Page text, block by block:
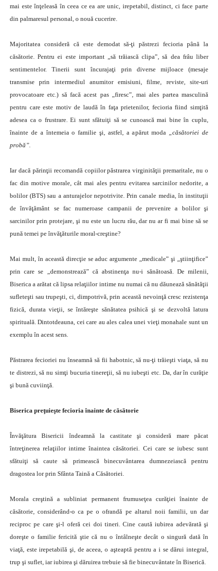
mai este înţeleasă în ceea ce ea are unic, irepetabil, distinct, ci face parte
din palmaresul personal, o nouă cucerire.
Majoritatea consideră că este demodat să-ţi păstrezi fecioria până la
căsătorie. Pentru ei este important „să trăiască clipa”, să dea frâu liber
sentimentelor. Tinerii sunt încurajaţi prin diverse mijloace (mesaje
transmise prin intermediul anumitor emisiuni, filme, reviste, site-uri
provocatoare etc.) să facă acest pas „firesc”, mai ales partea masculină
pentru care este motiv de laudă în faţa prietenilor, fecioria fiind simţită
adesea ca o frustrare. Ei sunt sfătuiţi să se cunoască mai bine în cuplu,
înainte de a întemeia o familie şi, astfel, a apărut moda
„căsătoriei de
probă”.
Iar dacă părinţii recomandă copiilor păstrarea virginităţii premaritale, nu o
fac din motive morale, cât mai ales pentru evitarea sarcinilor nedorite, a
bolilor (BTS) sau a anturajelor nepotrivite. Prin canale media, în instituţii
de învăţământ se fac numeroase campanii de prevenire a bolilor şi
sarcinilor prin protejare, şi nu este un lucru rău, dar nu ar fi mai bine să se
pună temei pe învăţăturile moral-creştine?
Mai mult, în această direcţie se aduc argumente „medicale” şi „ştiinţifice”
prin care se „demonstrează” că abstinenţa nu-i sănătoasă. De milenii,
Biserica a arătat că lipsa relaţiilor intime nu numai că nu dăunează sănătăţii
sufleteşti sau trupeşti, ci, dimpotrivă, prin această nevoinţă cresc rezistenţa
fizică, durata vieţii, se întăreşte sănătatea psihică şi se dezvoltă latura
spirituală. Dintotdeauna, cei care au ales calea unei vieţi monahale sunt un
exemplu în acest sens.
Păstrarea fecioriei nu înseamnă să fii habotnic, să nu-ţi trăieşti viaţa, să nu
te distrezi, să nu simţi bucuria tinereţii, să nu iubeşti etc. Da, dar în curăţie
şi bună cuviinţă.
Biserica preţuieşte fecioria înainte de căsătorie
Învăţătura Bisericii îndeamnă la castitate şi consideră mare păcat
întreţinerea relaţiilor intime înaintea căsătoriei. Cei care se iubesc sunt
sfătuiţi să caute să primească binecuvântarea dumnezeiască pentru
dragostea lor prin Sfânta Taină a Căsătoriei.
Morala creştină a subliniat permanent frumuseţea curăţiei înainte de
căsătorie, considerând-o ca pe o ofrandă pe altarul noii familii, un dar
reciproc pe care şi-l oferă cei doi tineri. Cine caută iubirea adevărată şi
doreşte o familie fericită ştie că nu o întâlneşte decât o singură dată în
viaţă, este irepetabilă şi, de aceea, o aşteaptă pentru a i se dărui integral,
trup şi suflet, iar iubirea şi dăruirea trebuie să fie binecuvântate în Biserică.